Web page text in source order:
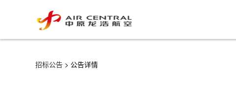
招标公告 > 公告详情